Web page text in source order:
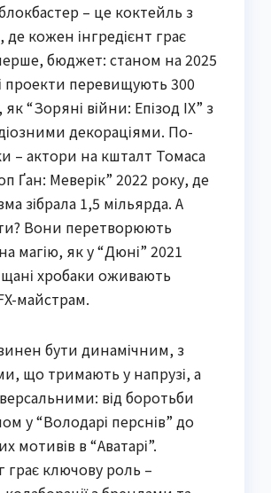
– це коктейль з
де кожен інгредієнт грає
бюджет: станом на 2025
проекти перевищують 300
як “Зоряні війни: Епізод IX” з
декораціями. По-
– актори на кшталт Томаса
Ґан: Меверік” 2022 року, де
зібрала 1,5 мільярда. А
Вони перетворюють
магію, як у “Дюні” 2021
хробаки оживають
майстрам.
бути динамічним, з
що тримають у напрузі, а
від боротьби
у “Володарі перснів” до
мотивів в “Аватарі”.
грає ключову роль –